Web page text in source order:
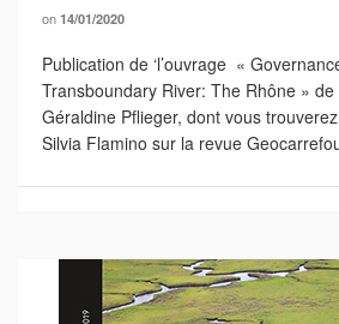
on 14/01/2020
Publication de ‘l’ouvrage «
Transboundary River: The Rhône »
Géraldine Pflieger, dont vous
Silvia Flamino sur la revue